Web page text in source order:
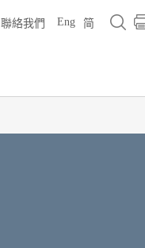
聯絡我們 Eng 简